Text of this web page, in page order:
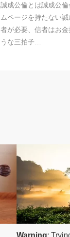
誠成公倫とは誠成公
ムページを持たない
者が必要、信者はお
うな三拍子…